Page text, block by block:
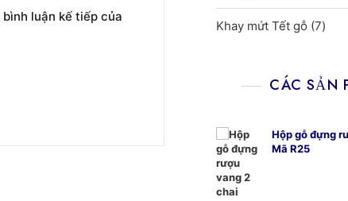
luận kế tiếp của
sản
Khay mứt Tết gỗ 77
CÁC SẢN
Hộp gỗ đựng
Mã R25